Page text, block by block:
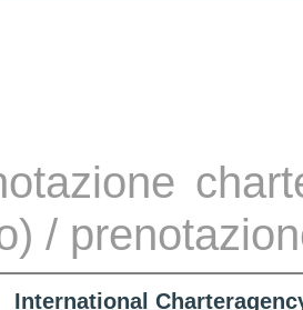
/
International